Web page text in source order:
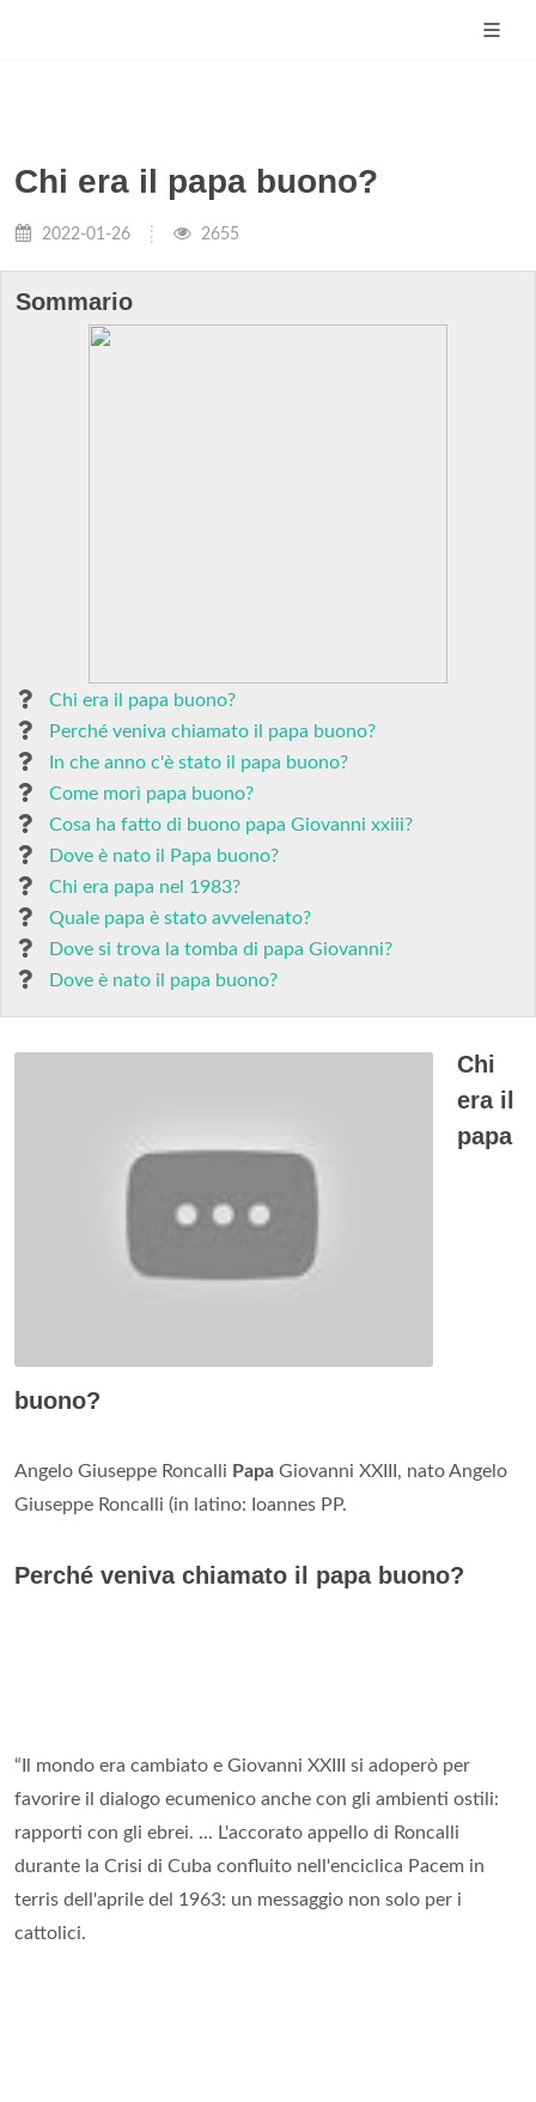
Chi era il papa buono?
2022-01-26 2655
Sommario
Chi era il papa buono?
Perché veniva chiamato il papa buono?
In che anno c'è stato il papa buono?
Come morì papa buono?
Cosa ha fatto di buono papa Giovanni xxiii?
Dove è nato il Papa buono?
Chi era papa nel 1983?
Quale papa è stato avvelenato?
Dove si trova la tomba di papa Giovanni?
Dove è nato il papa buono?
Chi
era il
papa
buono?
Angelo Giuseppe Roncalli Papa Giovanni XXIII, nato Angelo
Giuseppe Roncalli (in latino: Ioannes PP.
Perché veniva chiamato il papa buono?
“Il mondo era cambiato e Giovanni XXIII si adoperò per
favorire il dialogo ecumenico anche con gli ambienti ostili:
rapporti con gli ebrei. ... L'accorato appello di Roncalli
durante la Crisi di Cuba confluito nell'enciclica Pacem in
terris dell'aprile del 1963: un messaggio non solo per i
cattolici.